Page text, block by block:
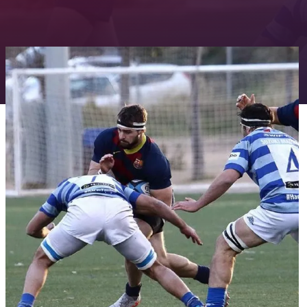
FC Barcelona club badge